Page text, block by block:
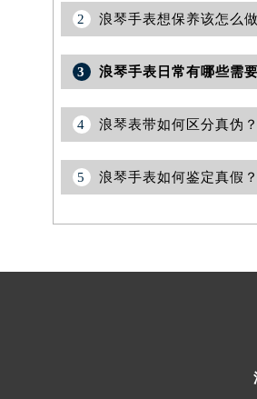
2
3
4 浪琴表带如何区分真伪？
5 浪琴手表如何鉴定真假？